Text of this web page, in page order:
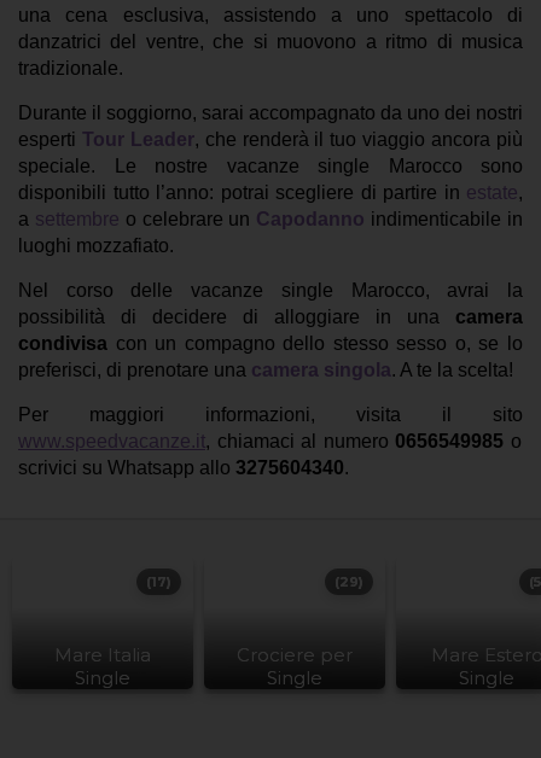
una cena esclusiva, assistendo a uno spettacolo di
danzatrici del ventre, che si muovono a ritmo di musica
tradizionale.
Durante il soggiorno, sarai accompagnato da uno dei nostri
esperti Tour Leader, che renderà il tuo viaggio ancora più
speciale. Le nostre vacanze single Marocco sono
disponibili tutto l’anno: potrai scegliere di partire in estate,
a settembre o celebrare un Capodanno indimenticabile in
luoghi mozzafiato.
Nel corso delle vacanze single Marocco, avrai la
possibilità di decidere di alloggiare in una camera
condivisa con un compagno dello stesso sesso o, se lo
preferisci, di prenotare una camera singola. A te la scelta!
Per maggiori informazioni, visita il sito
www.speedvacanze.it, chiamaci al numero 0656549985 o
scrivici su Whatsapp allo 3275604340.
Mare Italia
Single
(17)
Crociere per
Single
(29)
Mare
Single